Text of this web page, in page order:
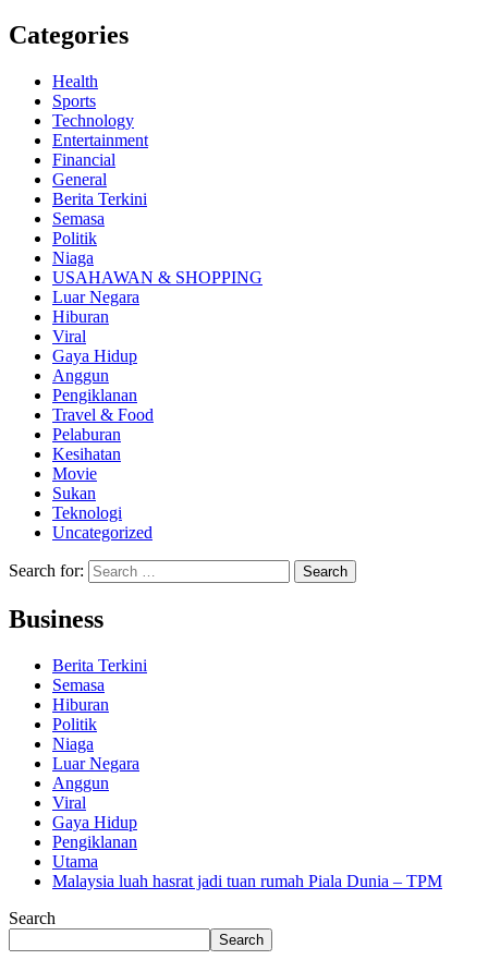
Categories
Health
Sports
Technology
Entertainment
Financial
General
Berita Terkini
Semasa
Politik
Niaga
USAHAWAN & SHOPPING
Luar Negara
Hiburan
Viral
Gaya Hidup
Anggun
Pengiklanan
Travel & Food
Pelaburan
Kesihatan
Movie
Sukan
Teknologi
Uncategorized
Search for:
Business
Berita Terkini
Semasa
Hiburan
Politik
Niaga
Luar Negara
Anggun
Viral
Gaya Hidup
Pengiklanan
Utama
Malaysia luah hasrat jadi tuan rumah Piala Dunia – TPM
Search
Search